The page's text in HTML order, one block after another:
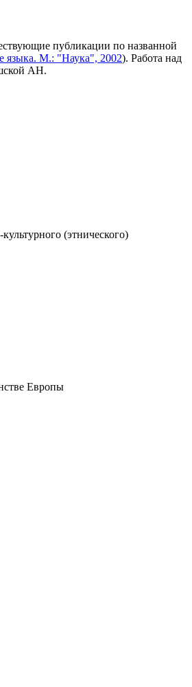
публикации по названной
языка. М.: "Наука", 2002). Работа над
АН.
(этнического)
Европы